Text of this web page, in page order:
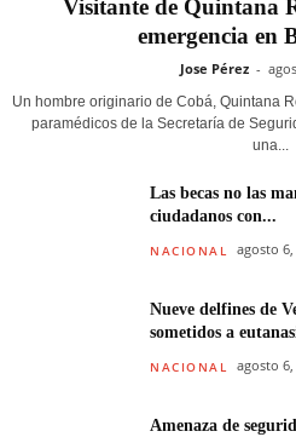
Visitante de Quintana
emergencia en
Jose Pérez -
Un hombre originario de Cobá, Quintana
paramédicos de la Secretaría de
una...
Las becas no las
ciudadanos con...
NACIONAL agosto 6,
Nueve delfines de
sometidos a
NACIONAL agosto 6,
Amenaza de